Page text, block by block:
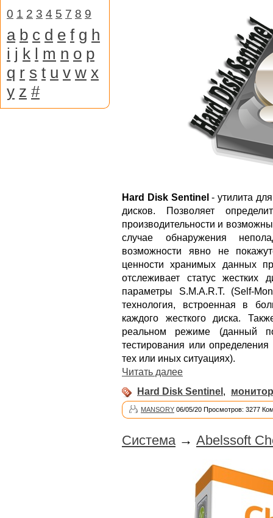
Hard Disk Sentinel - утилита
дисков. Позволяет
производительности и
случае обнаружения
возможности явно не
ценности хранимых данных
отслеживает статус жестких
параметры S.M.A.R.T. (Self-
технология, встроенная в
каждого жесткого диска.
реальном режиме (данный
тестирования или
тех или иных ситуациях).
Читать далее
Hard Disk Sentinel ,
MANSORY 06/05/20 Просмотров: 3277
Система → Abelssoft
0 1 2 3 4 5 7 8 9
a b c d e f g h
i j k l m n o p
q r s t u v w x
y z #